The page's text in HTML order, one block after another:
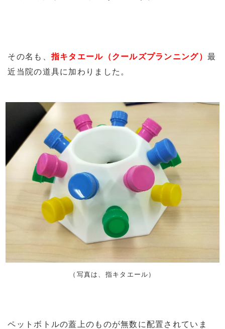
その名も、指キタエール（クールズプランニング） 最
近当院の道具に加わりました。
（写真は、指キタエール）
ペットボトルの蓋上のものが無数に配置されていま